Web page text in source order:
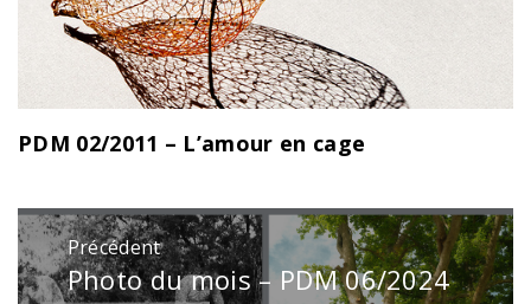
PDM 02/2011 – L’amour en cage
Navigation
de
l’article
Précédent
Publication
Photo du mois – PDM 06/2024